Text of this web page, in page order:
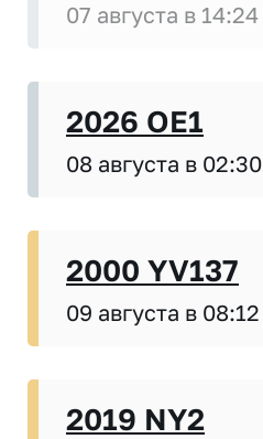
07 августа в 14:24
2026 OE1
08 августа в 02:30
2000 YV137
09 августа в 08:12
2019 NY2